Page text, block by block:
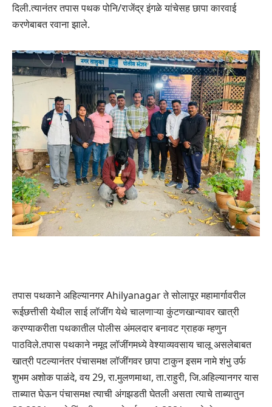
दिली.त्यानंतर तपास पथक पोनि/राजेंद्र इंगळे यांचेसह छापा कारवाई
करणेबाबत रवाना झाले.
तपास पथकाने अहिल्यानगर Ahilyanagar ते सोलापूर महामार्गावरील
रूईछत्तीसी येथील साई लॉजींग येथे चालणाऱ्या कुंटणखान्यावर खात्री
करण्याकरीता पथकातील पोलीस अंमलदार बनावट ग्राहक म्हणुन
पाठविले.तपास पथकाने नमूद लॉजींगमध्ये वेश्याव्यवसाय चालू असलेबाबत
खात्री पटल्यानंतर पंचासमक्ष लॉजींगवर छापा टाकुन इसम नामे शंभु उर्फ
शुभम अशोक पाळंदे, वय 29, रा.मुलणमाथा, ता.राहुरी, जि.अहिल्यानगर यास
ताब्यात घेऊन पंचासमक्ष त्याची अंगझडती घेतली असता त्याचे ताब्यातुन